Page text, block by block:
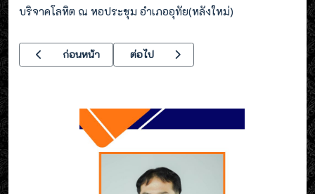
บริจาคโลหิต ณ หอประชุม อำเภออุทัย(หลังใหม่)
เนื้อหาก่อนหน้า: ระเบียบบริหารสถานศึกษา พ.ศ.2569
ก่อนหน้า เนื้อหาถัดไป: ประชุมแผนการดำเนินกิจกรร
ต่อไป